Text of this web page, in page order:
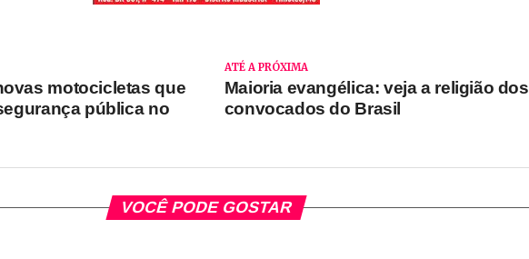
ATÉ A PRÓXIMA
Maioria evangélica: veja a religião dos
convocados do Brasil
motocicletas que
pública no
VOCÊ PODE GOSTAR